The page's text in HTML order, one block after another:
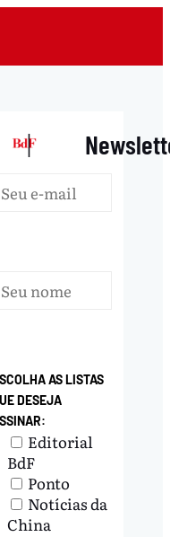
|
AS LISTAS
DESEJA
Editorial
BdF
Ponto
Notícias da
China